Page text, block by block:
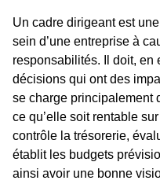
Un cadre dirigeant est
sein d’une entreprise à
responsabilités. Il doit, en
décisions qui ont des
se charge principalement
ce qu’elle soit rentable
contrôle la trésorerie,
établit les budgets
ainsi avoir une bonne